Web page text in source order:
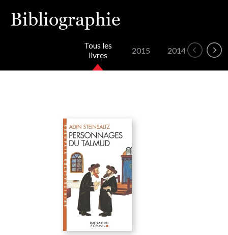
Bibliographie
Tous les
livres
2015 2014 2013